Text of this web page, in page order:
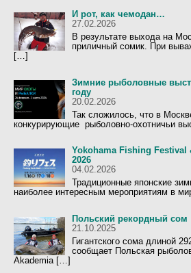
И рот, как чемодан…
27.02.2026
В результате выхода на
приличный сомик. При
[…]
Зимние рыболовные
году
20.02.2026
Так сложилось, что в
конкурирующие рыболовно-охотничьи
Yokohama Fishing Festival
2026
04.02.2026
Традиционные японские
наиболее интересным мероприятиям в
Польский рекордный сом
21.10.2025
Гигантского сома длиной
сообщает Польская
Akademia […]